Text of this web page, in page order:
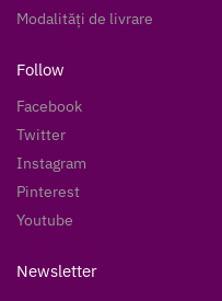
Modalități de livrare
Follow
Facebook
Twitter
Instagram
Pinterest
Youtube
Newsletter